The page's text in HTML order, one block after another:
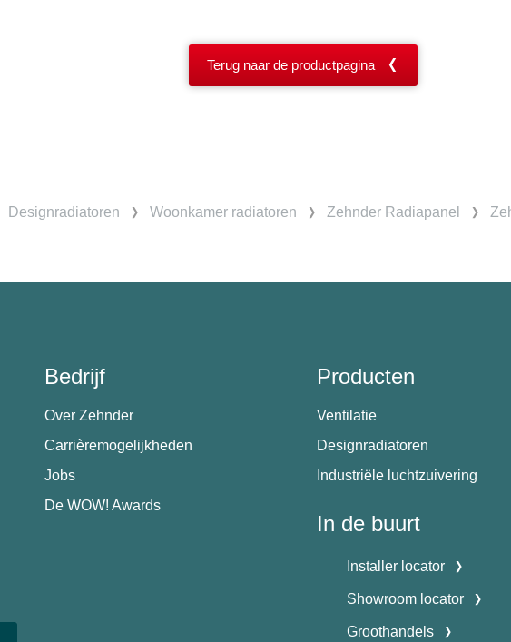
Terug naar de productpagina
Designradiatoren Woonkamer radiatoren Zehnder Radiapanel
Bedrijf
Over Zehnder
Carrièremogelijkheden
Jobs
De WOW! Awards
Producten
Ventilatie
Designradiatoren
Industriële luchtzuivering
In de buurt
Installer locator
Showroom locator
Groothandels